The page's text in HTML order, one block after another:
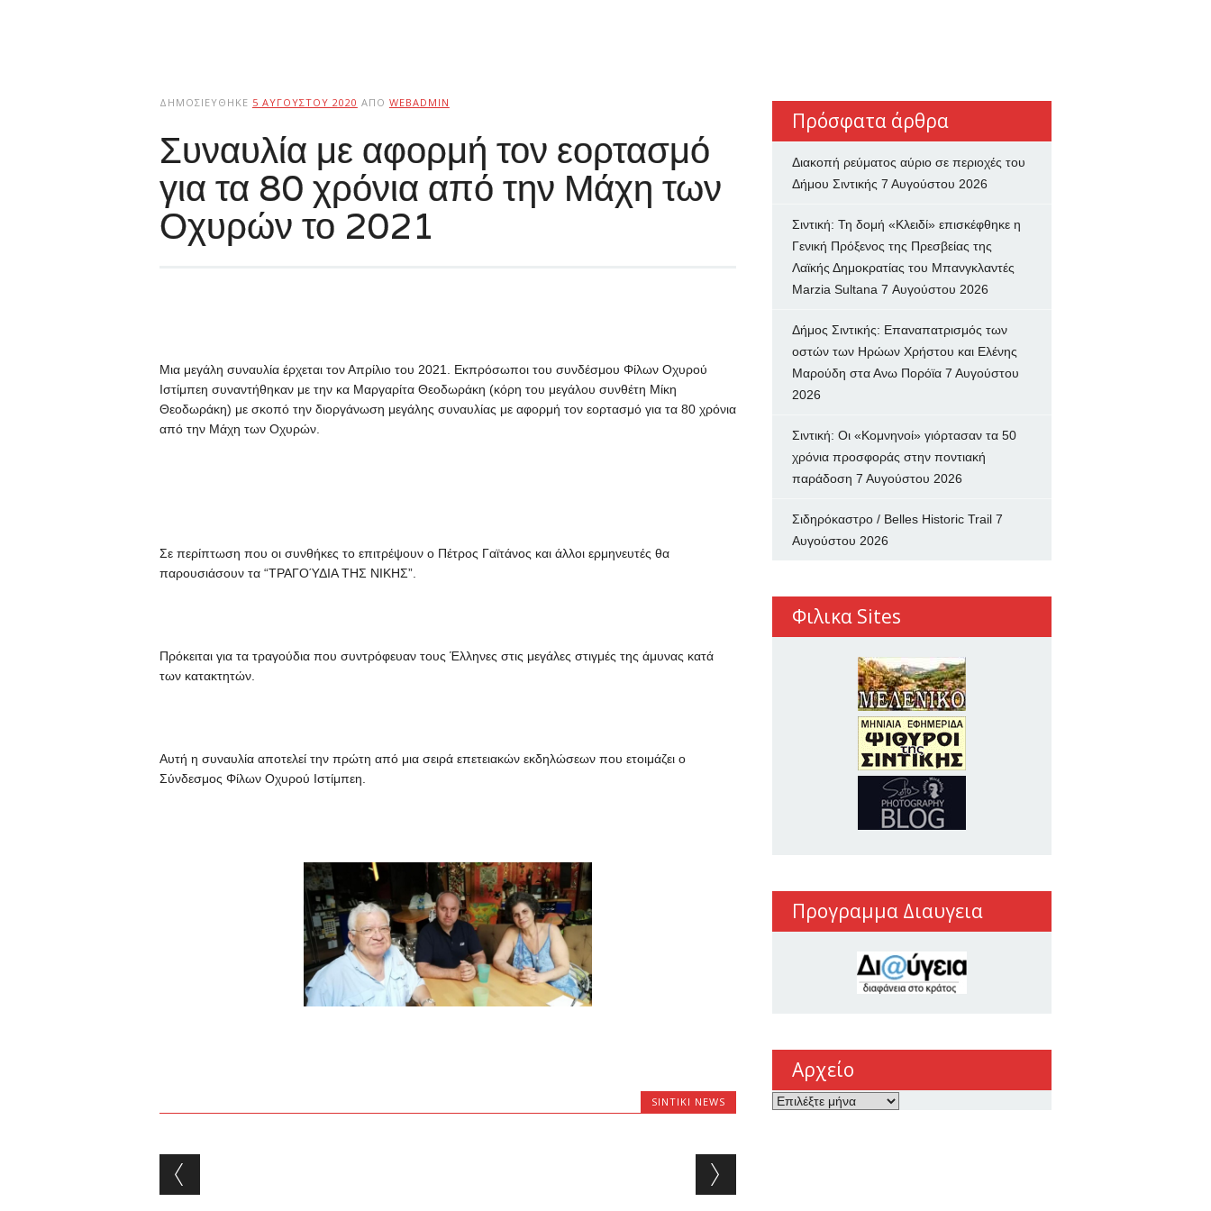
ΔΗΜΟΣΙΕΎΘΗΚΕ 5 ΑΥΓΟΎΣΤΟΥ 2020 ΑΠΌ WEBADMIN
Συναυλία με αφορμή τον εορτασμό
για τα 80 χρόνια από την Μάχη των
Οχυρών το 2021
Μια μεγάλη συναυλία έρχεται τον Απρίλιο του 2021. Εκπρόσωποι του συνδέσμου Φίλων Οχυρού
Ιστίμπεη συναντήθηκαν με την κα Μαργαρίτα Θεοδωράκη (κόρη του μεγάλου συνθέτη Μίκη
Θεοδωράκη) με σκοπό την διοργάνωση μεγάλης συναυλίας με αφορμή τον εορτασμό για τα 80 χρόνια
από την Μάχη των Οχυρών.
Σε περίπτωση που οι συνθήκες το επιτρέψουν ο Πέτρος Γαϊτάνος και άλλοι ερμηνευτές θα
παρουσιάσουν τα “ΤΡΑΓΟΎΔΙΑ ΤΗΣ ΝΙΚΗΣ”.
Πρόκειται για τα τραγούδια που συντρόφευαν τους Έλληνες στις μεγάλες στιγμές της άμυνας κατά
των κατακτητών.
Αυτή η συναυλία αποτελεί την πρώτη από μια σειρά επετειακών εκδηλώσεων που ετοιμάζει ο
Σύνδεσμος Φίλων Οχυρού Ιστίμπεη.
SINTIKI NEWS
Post navigation
Πρόσφατα άρθρα
Διακοπή ρεύματος αύριο σε περιοχές του
Δήμου Σιντικής 7 Αυγούστου 2026
Σιντική: Τη δομή «Κλειδί» επισκέφθηκε η
Γενική Πρόξενος της Πρεσβείας της
Λαϊκής Δημοκρατίας του Μπανγκλαντές
Marzia Sultana 7 Αυγούστου 2026
Δήμος Σιντικής: Επαναπατρισμός των
oστών των Ηρώων Χρήστου και Ελένης
Μαρούδη στα Ανω Πορόϊα 7 Αυγούστου
2026
Σιντική: Οι «Κομνηνοί» γιόρτασαν τα 50
χρόνια προσφοράς στην ποντιακή
παράδοση 7 Αυγούστου 2026
Σιδηρόκαστρο / Belles Historic Trail 7
Αυγούστου 2026
Φιλικα Sites
Προγραμμα Διαυγεια
Αρχείο
Αρχείο